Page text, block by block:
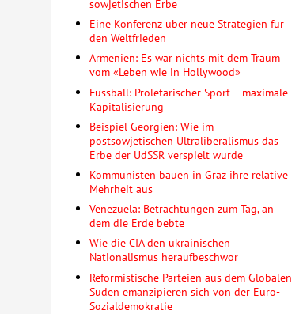
sowjetischen Erbe
Eine Konferenz über neue Strategien für
den Weltfrieden
Armenien: Es war nichts mit dem Traum
vom «Leben wie in Hollywood»
Fussball: Proletarischer Sport – maximale
Kapitalisierung
Beispiel Georgien: Wie im
postsowjetischen Ultraliberalismus das
Erbe der UdSSR verspielt wurde
Kommunisten bauen in Graz ihre relative
Mehrheit aus
Venezuela: Betrachtungen zum Tag, an
dem die Erde bebte
Wie die CIA den ukrainischen
Nationalismus heraufbeschwor
Reformistische Parteien aus dem Globalen
Süden emanzipieren sich von der Euro-
Sozialdemokratie